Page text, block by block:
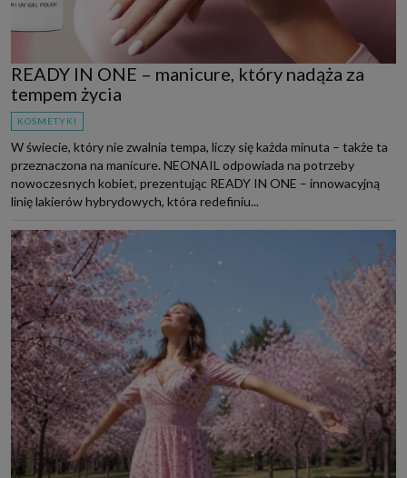
READY IN ONE – manicure, który nadąża za
tempem życia
KOSMETYKI
W świecie, który nie zwalnia tempa, liczy się każda minuta – także ta
przeznaczona na manicure. NEONAIL odpowiada na potrzeby
nowoczesnych kobiet, prezentując READY IN ONE – innowacyjną
linię lakierów hybrydowych, która redefiniu...